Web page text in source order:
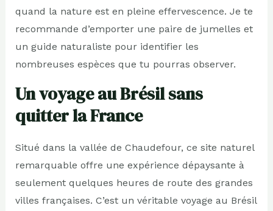
quand la nature est en pleine effervescence. Je te
recommande d’emporter une paire de jumelles et
un guide naturaliste pour identifier les
nombreuses espèces que tu pourras observer.
Un voyage au Brésil sans
quitter la France
Situé dans la vallée de Chaudefour, ce site naturel
remarquable offre une expérience dépaysante à
seulement quelques heures de route des grandes
villes françaises. C’est un véritable voyage au Brésil